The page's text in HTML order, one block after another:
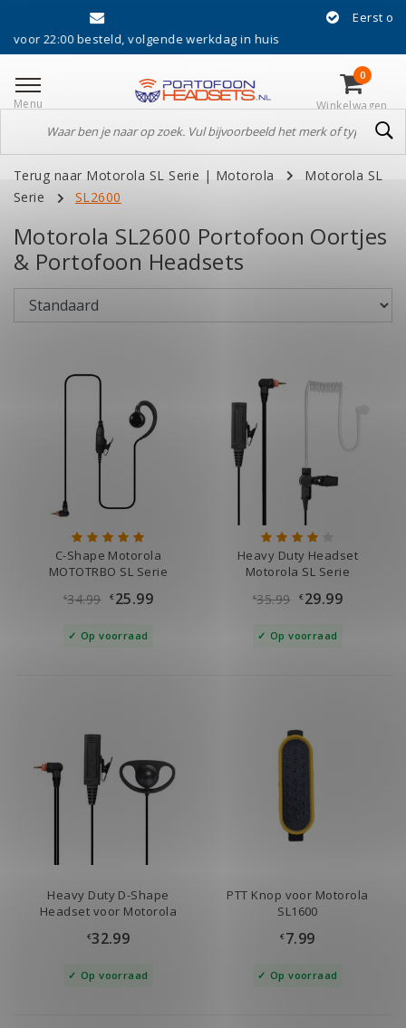
volgende werkdag in huis
Eerst ontvangen, dan
Menu
0
Winkelwagen
Terug naar Motorola SL Serie | Motorola
Motorola SL
Serie
SL2600
Motorola SL2600 Portofoon Oortjes
& Portofoon Headsets
C-Shape Motorola
MOTOTRBO SL Serie
€34.99 €25.99
Op voorraad
Heavy Duty Headset
Motorola SL Serie
€35.99 €29.99
Op voorraad
Heavy Duty D-Shape
Headset voor Motorola
€32.99
Op voorraad
PTT Knop voor Motorola
SL1600
€7.99
Op voorraad